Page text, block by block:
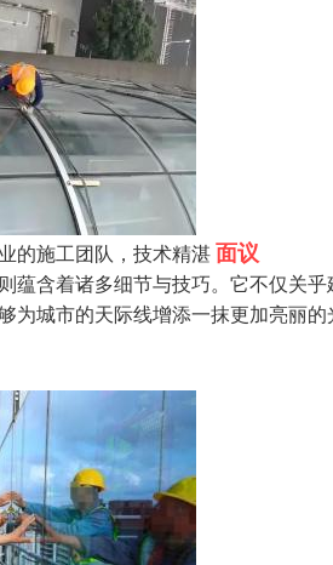
的施工团队，技术精湛面议
蕴含着诸多细节与技巧。它不仅关
为城市的天际线增添一抹更加亮丽